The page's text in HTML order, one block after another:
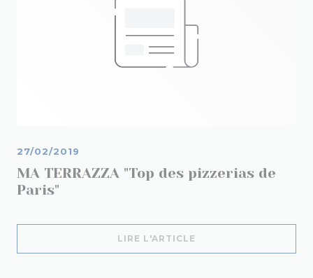
MA TERRAZZA "Top des pizzerias de
Paris"
27/02/2019
LIRE L'ARTICLE